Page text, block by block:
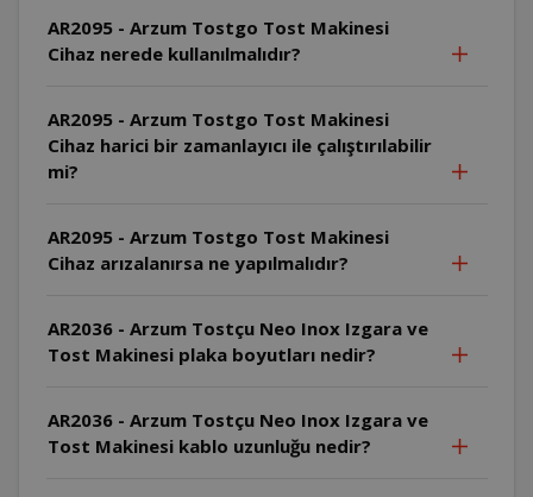
AR2095 - Arzum Tostgo Tost Makinesi
Cihaz nerede kullanılmalıdır?
AR2095 - Arzum Tostgo Tost Makinesi
Cihaz harici bir zamanlayıcı ile çalıştırılabilir
mi?
AR2095 - Arzum Tostgo Tost Makinesi
Cihaz arızalanırsa ne yapılmalıdır?
AR2036 - Arzum Tostçu Neo Inox Izgara ve
Tost Makinesi plaka boyutları nedir?
AR2036 - Arzum Tostçu Neo Inox Izgara ve
Tost Makinesi kablo uzunluğu nedir?